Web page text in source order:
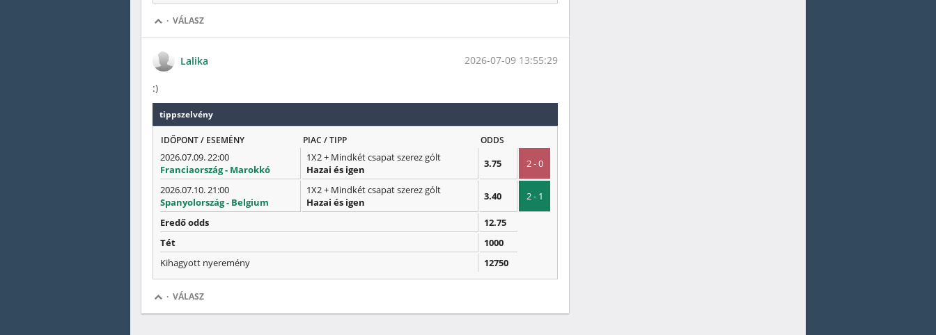
· VÁLASZ
Lalika 2026-07-09 13:55:29
:)
tippszelvény
IDŐPONT / ESEMÉNY PIAC / TIPP ODDS
2026.07.09. 22:00
Franciaország - Marokkó
1X2 + Mindkét csapat szerez gólt
Hazai és igen
3.75 2 - 0
2026.07.10. 21:00
Spanyolország - Belgium
1X2 + Mindkét csapat szerez gólt
Hazai és igen
3.40 2 - 1
Eredő odds
12.75
Tét
1000
Kihagyott nyeremény
12750
· VÁLASZ